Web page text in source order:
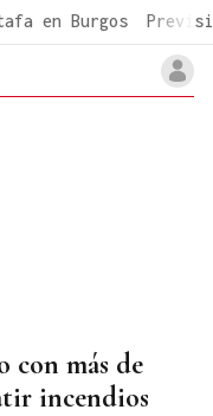
en Burgos
con más de
incendios